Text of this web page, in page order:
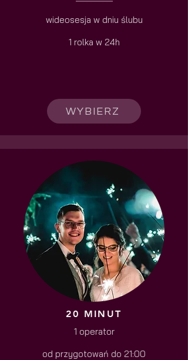
wideosesja w dniu ślubu
1 rolka w 24h
WYBIERZ
20 MINUT
1 operator
od przygotowań do 21:00